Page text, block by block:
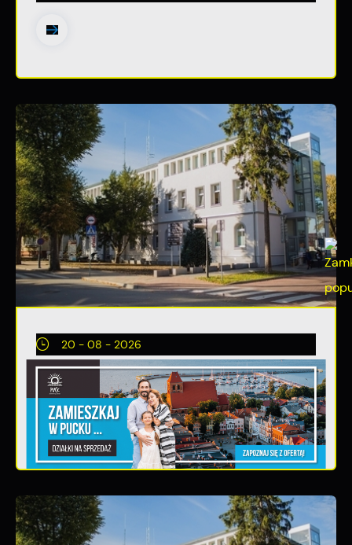
20 - 08 - 2026
Teatralne lato - Zdrowo i kolorowo